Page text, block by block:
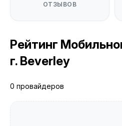
ОТЗЫВОВ
Рейтинг
г. Beverley
0 провайдеров